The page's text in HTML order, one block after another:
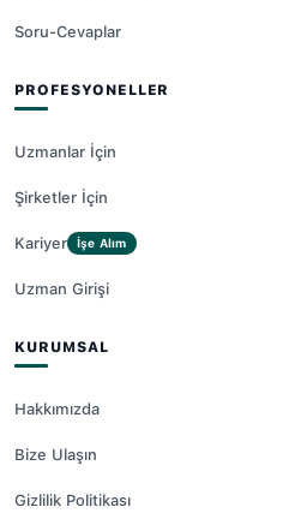
Soru-Cevaplar
PROFESYONELLER
Uzmanlar İçin
Şirketler İçin
Kariyer İşe Alım
Uzman Girişi
KURUMSAL
Hakkımızda
Bize Ulaşın
Gizlilik Politikası